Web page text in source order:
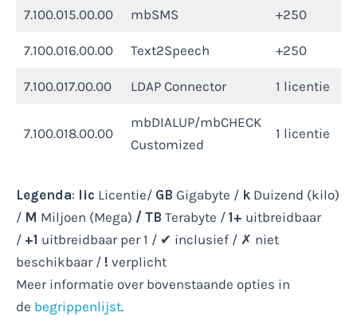
7.100.015.00.00 mbSMS +250
7.100.016.00.00 Text2Speech +250
7.100.017.00.00 LDAP Connector 1 licentie
7.100.018.00.00
mbDIALUP/mbCHECK
Customized
1 licentie
Legenda: lic Licentie/ GB Gigabyte / k Duizend (kilo)
/ M Miljoen (Mega) / TB Terabyte / 1+ uitbreidbaar
/ +1 uitbreidbaar per 1 / ✔ inclusief / ✗ niet
beschikbaar / ! verplicht
Meer informatie over bovenstaande opties in
de begrippenlijst.